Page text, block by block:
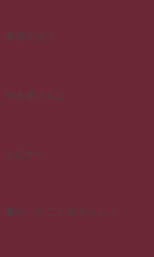
明日です！
やぎ座さんは
とにかく
曲がったことがきらい！